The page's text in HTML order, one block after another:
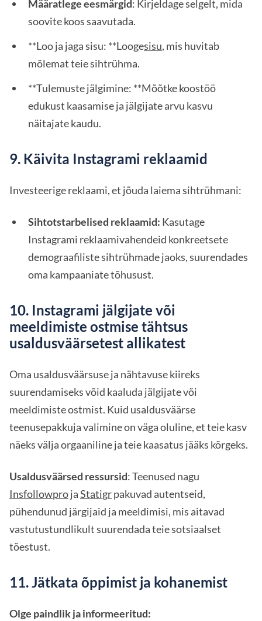
Määratlege eesmärgid: Kirjeldage selgelt, mida
soovite koos saavutada.
**Loo ja jaga sisu: **Loogesisu, mis huvitab
mõlemat teie sihtrühma.
**Tulemuste jälgimine: **Mõõtke koostöö
edukust kaasamise ja jälgijate arvu kasvu
näitajate kaudu.
9. Käivita Instagrami reklaamid
Investeerige reklaami, et jõuda laiema sihtrühmani:
Sihtotstarbelised reklaamid: Kasutage
Instagrami reklaamivahendeid konkreetsete
demograafiliste sihtrühmade jaoks, suurendades
oma kampaaniate tõhusust.
10. Instagrami jälgijate või
meeldimiste ostmise tähtsus
usaldusväärsetest allikatest
Oma usaldusväärsuse ja nähtavuse kiireks
suurendamiseks võid kaaluda jälgijate või
meeldimiste ostmist. Kuid usaldusväärse
teenusepakkuja valimine on väga oluline, et teie kasv
näeks välja orgaaniline ja teie kaasatus jääks kõrgeks.
Usaldusväärsed ressursid: Teenused nagu
InsfollowprojaStatigrpakuvad autentseid,
pühendunud järgijaid ja meeldimisi, mis aitavad
vastutustundlikult suurendada teie sotsiaalset
tõestust.
11. Jätkata õppimist ja kohanemist
Olge paindlik ja informeeritud: